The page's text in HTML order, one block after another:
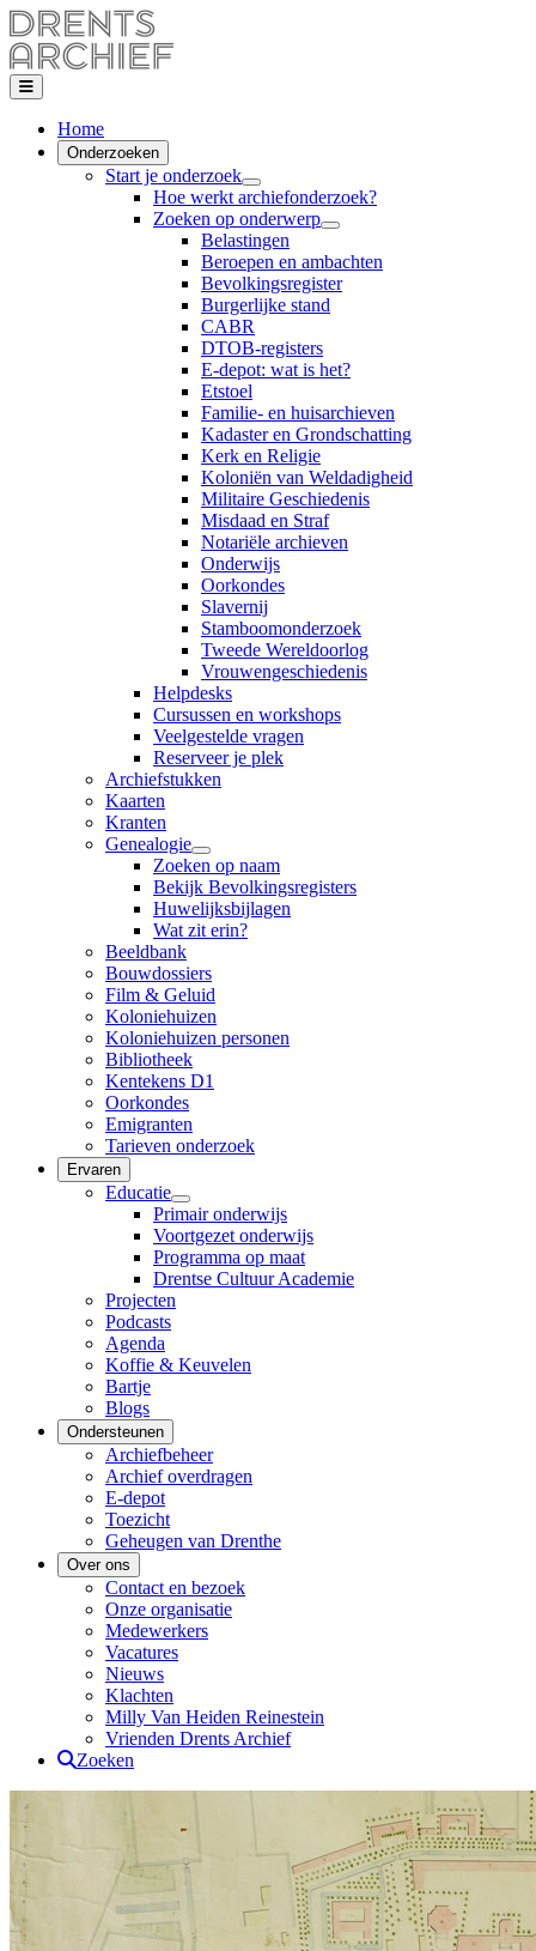
Home
Onderzoeken
Start je onderzoek
Hoe werkt archiefonderzoek?
Zoeken op onderwerp
Belastingen
Beroepen en ambachten
Bevolkingsregister
Burgerlijke stand
CABR
DTOB-registers
E-depot: wat is het?
Etstoel
Familie- en huisarchieven
Kadaster en Grondschatting
Kerk en Religie
Koloniën van Weldadigheid
Militaire Geschiedenis
Misdaad en Straf
Notariële archieven
Onderwijs
Oorkondes
Slavernij
Stamboomonderzoek
Tweede Wereldoorlog
Vrouwengeschiedenis
Helpdesks
Cursussen en workshops
Veelgestelde vragen
Reserveer je plek
Archiefstukken
Kaarten
Kranten
Genealogie
Zoeken op naam
Bekijk Bevolkingsregisters
Huwelijksbijlagen
Wat zit erin?
Beeldbank
Bouwdossiers
Film & Geluid
Koloniehuizen
Koloniehuizen personen
Bibliotheek
Kentekens D1
Oorkondes
Emigranten
Tarieven onderzoek
Ervaren
Educatie
Primair onderwijs
Voortgezet onderwijs
Programma op maat
Drentse Cultuur Academie
Projecten
Podcasts
Agenda
Koffie & Keuvelen
Bartje
Blogs
Ondersteunen
Archiefbeheer
Archief overdragen
E-depot
Toezicht
Geheugen van Drenthe
Over ons
Contact en bezoek
Onze organisatie
Medewerkers
Vacatures
Nieuws
Klachten
Milly Van Heiden Reinestein
Vrienden Drents Archief
Zoeken
Drents Archief